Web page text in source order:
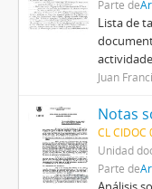
Parte de
Lista de
Juan
CL CIDOC
Unidad
Parte de